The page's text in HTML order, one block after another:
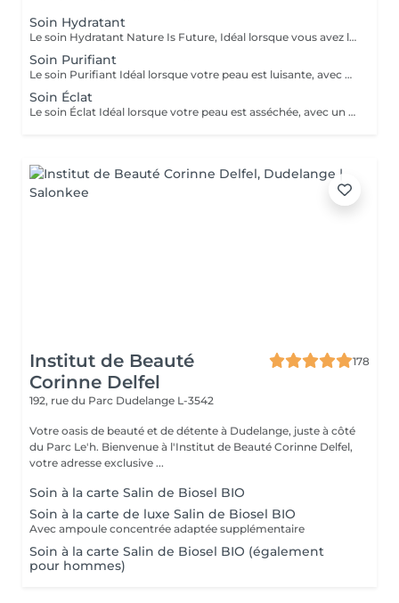
Soin Hydratant
Le soin Hydratant Nature Is Future, Idéal lorsque vous avez la sensation de peau qui tire, d'inconfort, squames. Votre peau sera plus lumineuse et plus agréable.
Soin Purifiant
Le soin Purifiant Idéal lorsque votre peau est luisante, avec des boutons et/ou des points noirs. Votre peau sera purifiée, assainie et votre sécrétion de sébum régulée.
Soin Éclat
Le soin Éclat Idéal lorsque votre peau est asséchée, avec un teint terne, poches/cernes. Votre peau sera revitalisée, relipidée et décongestionnée et beaucoup plus éclatante !
Institut de Beauté
Corinne Delfel
178
192, rue du Parc Dudelange L-3542
Votre oasis de beauté et de détente à Dudelange, juste à côté
du Parc Le'h. Bienvenue à l'Institut de Beauté Corinne Delfel,
votre adresse exclusive ...
Soin à la carte Salin de Biosel BIO
Soin à la carte de luxe Salin de Biosel BIO
Avec ampoule concentrée adaptée supplémentaire
Soin à la carte Salin de Biosel BIO (également
pour hommes)